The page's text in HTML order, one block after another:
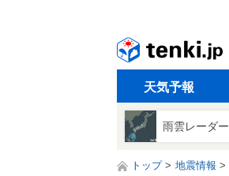
天気予報
雨雲レーダー
トップ 地震情報